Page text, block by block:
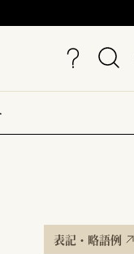
表記・略語例